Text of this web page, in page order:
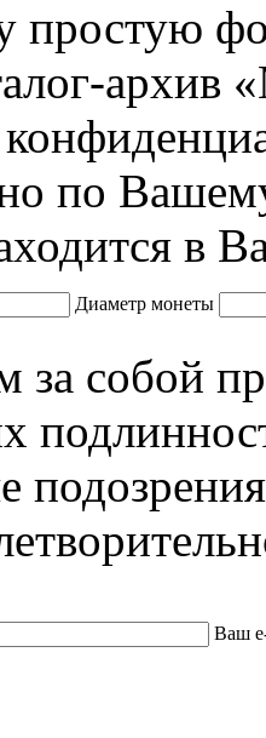
простую
архив
по
в
Диаметр монеты
за собой
Ваш